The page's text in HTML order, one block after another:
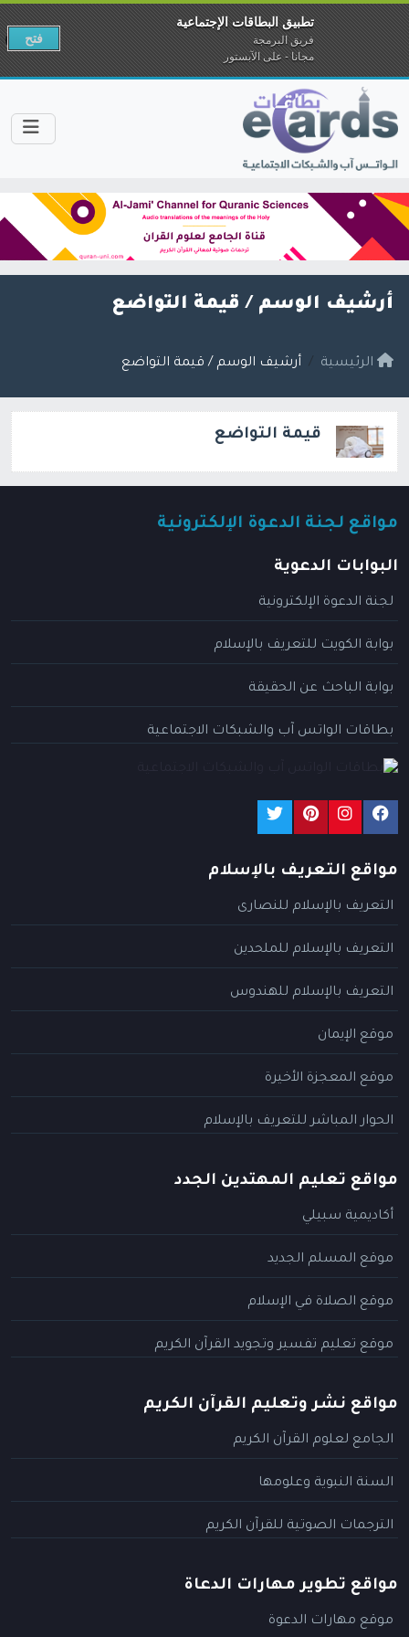
أرشيف الوسم / قيمة التواضع
الرئيسية أرشيف الوسم / قيمة التواضع
قيمة التواضع
مواقع لجنة الدعوة الإلكترونية
البوابات الدعوية
لجنة الدعوة الإلكترونية
بوابة الكويت للتعريف بالإسلام
بوابة الباحث عن الحقيقة
بطاقات الواتس آب والشبكات الاجتماعية
مواقع التعريف بالإسلام
التعريف بالإسلام للنصارى
التعريف بالإسلام للملحدين
التعريف بالإسلام للهندوس
موقع الإيمان
موقع المعجزة الأخيرة
الحوار المباشر للتعريف بالإسلام
مواقع تعليم المهتدين الجدد
أكاديمية سبيلي
موقع المسلم الجديد
موقع الصلاة في الإسلام
موقع تعليم تفسير وتجويد القرآن الكريم
مواقع نشر وتعليم القرآن الكريم
الجامع لعلوم القرآن الكريم
السنة النبوية وعلومها
الترجمات الصوتية للقرآن الكريم
مواقع تطوير مهارات الدعاة
موقع مهارات الدعوة
تطبيق البطاقات الإجتماعية
فريق البرمجة
مجانا - على الآبستور
فتح